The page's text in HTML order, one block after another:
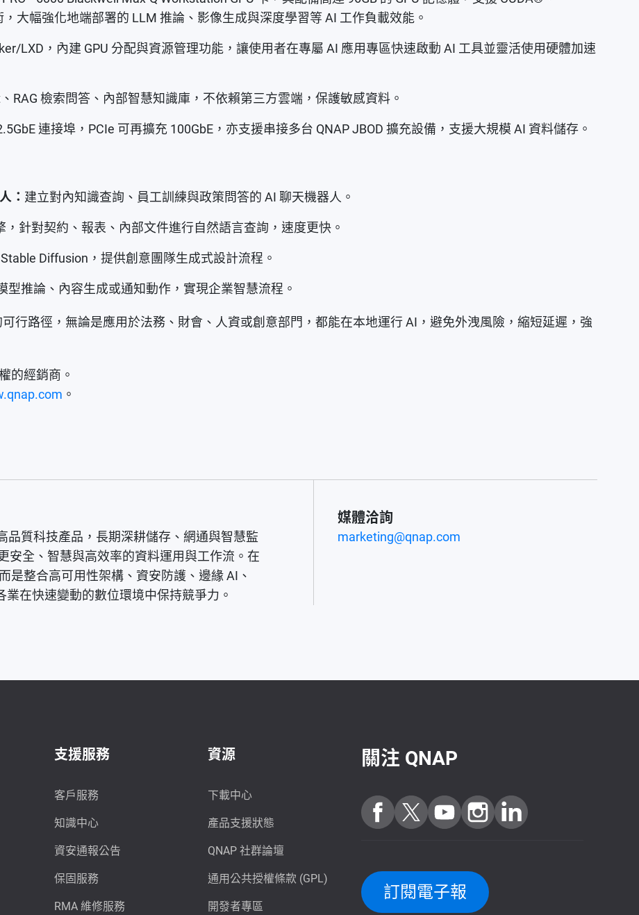
大幅強化地端部署的 LLM 推論、影像生成與深度學習等 AI 工作負載效能。
LXD，內建 GPU 分配與資源管理功能，讓使用者在專屬 AI 應用專區快速啟動 AI 工具並靈活使用硬體加速
RAG 檢索問答、內部智慧知識庫，不依賴第三方雲端，保護敏感資料。
連接埠，PCIe 可再擴充 100GbE，亦支援串接多台 QNAP JBOD 擴充設備，支援大規模 AI 資料儲存。
： 建立對內知識查詢、員工訓練與政策問答的 AI 聊天機器人。
，針對契約、報表、內部文件進行自然語言查詢，速度更快。
Diffusion，提供創意團隊生成式設計流程。
型推論、內容生成或通知動作，實現企業智慧流程。
行路徑，無論是應用於法務、財會、人資或創意部門，都能在本地運行 AI，避免外洩風險，縮短延遲，強
的經銷商。
。
品質科技產品，長期深耕儲存、網通與智慧監
安全、智慧與高效率的資料運用與工作流。在
是整合高可用性架構、資安防護、邊緣 AI、
在快速變動的數位環境中保持競爭力。
媒體洽詢
marketing@qnap.com
支援服務
客戶服務
知識中心
資安通報公告
保固服務
RMA 維修服務
資源
下載中心
產品支援狀態
QNAP 社群論壇
通用公共授權條款 (GPL)
開發者專區
關注 QNAP
訂閱電子報